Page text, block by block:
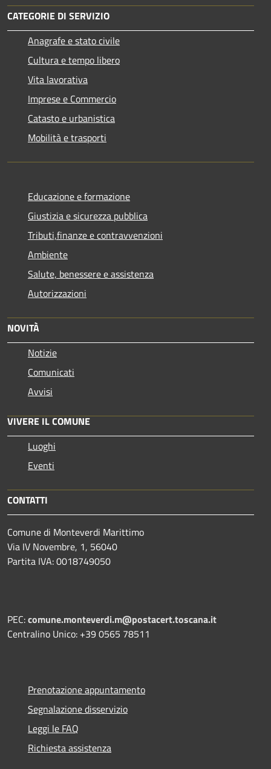
CATEGORIE DI SERVIZIO
Anagrafe e stato civile
Cultura e tempo libero
Vita lavorativa
Imprese e Commercio
Catasto e urbanistica
Mobilità e trasporti
Educazione e formazione
Giustizia e sicurezza pubblica
Tributi,finanze e contravvenzioni
Ambiente
Salute, benessere e assistenza
Autorizzazioni
NOVITÀ
Notizie
Comunicati
Avvisi
VIVERE IL COMUNE
Luoghi
Eventi
CONTATTI
Comune di Monteverdi Marittimo
Via IV Novembre, 1, 56040
Partita IVA: 0018749050
PEC:comune.monteverdi.m@postacert.toscana.it
Centralino Unico: +39 0565 78511
Prenotazione appuntamento
Segnalazione disservizio
Leggi le FAQ
Richiesta assistenza